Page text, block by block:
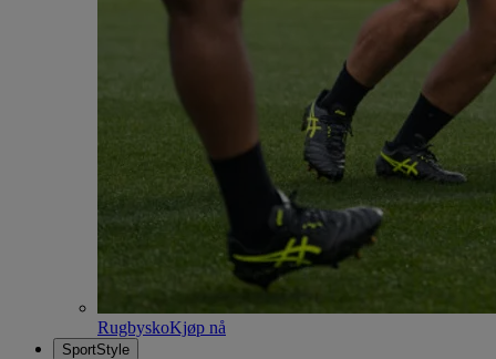
RugbyskoKjøp nå
SportStyle